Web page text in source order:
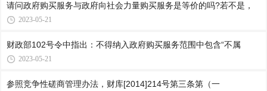
请问政府购买服务与政府向社会力量购买服务是等价的吗?若不是，
2023-05-21
财政部102号令中指出：不得纳入政府购买服务范围中包含“不属
2023-05-21
参照竞争性磋商管理办法，财库[2014]214号第三条第（一